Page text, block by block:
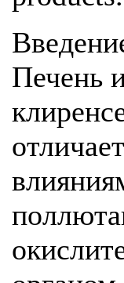
Печень